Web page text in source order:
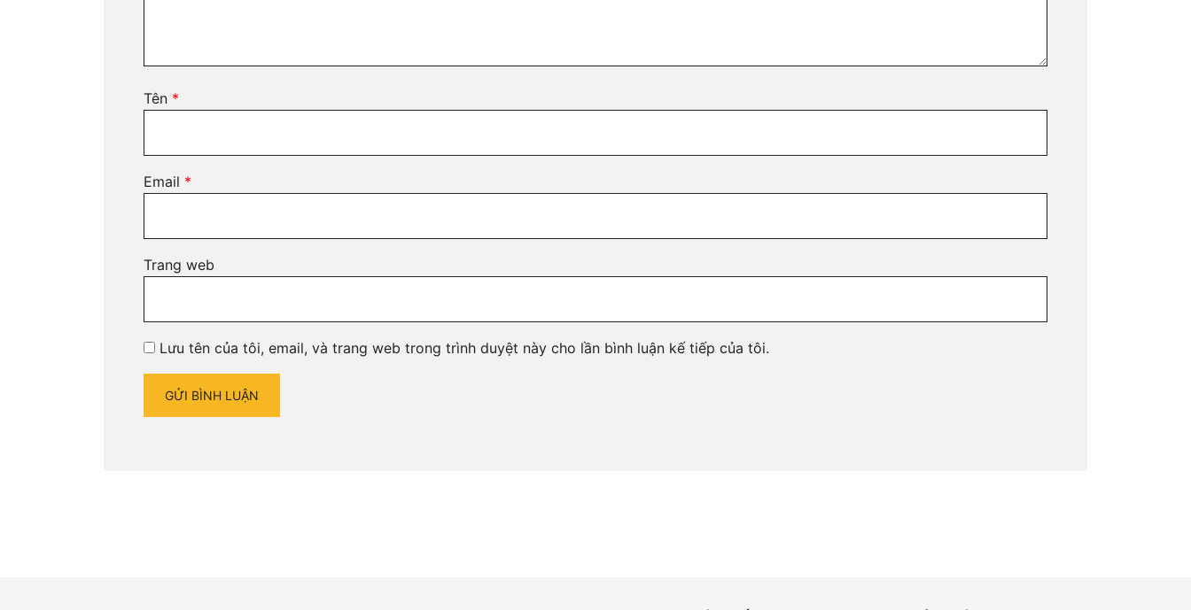
Tên *
Email *
Trang web
Lưu tên của tôi, email, và trang web trong trình duyệt này cho lần bình luận kế tiếp của tôi.